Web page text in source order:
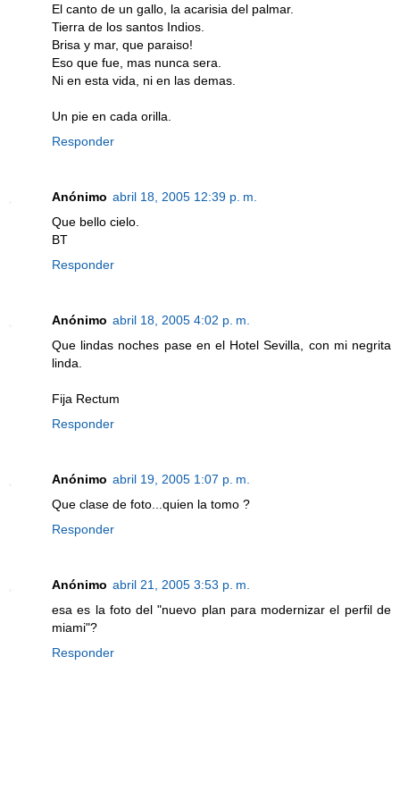
El canto de un gallo, la acarisia del palmar.
Tierra de los santos Indios.
Brisa y mar, que paraiso!
Eso que fue, mas nunca sera.
Ni en esta vida, ni en las demas.
Un pie en cada orilla.
Responder
Anónimo abril 18, 2005 12:39 p. m.
Que bello cielo.
BT
Responder
Anónimo abril 18, 2005 4:02 p. m.
Que lindas noches pase en el Hotel Sevilla, con mi negrita
linda.
Fija Rectum
Responder
Anónimo abril 19, 2005 1:07 p. m.
Que clase de foto...quien la tomo ?
Responder
Anónimo abril 21, 2005 3:53 p. m.
esa es la foto del "nuevo plan para modernizar el perfil de
miami"?
Responder